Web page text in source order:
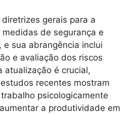
gerais para a
de segurança e
e sua abrangência inclui
e avaliação dos riscos
atualização é crucial,
recentes mostram
psicologicamente
a produtividade em